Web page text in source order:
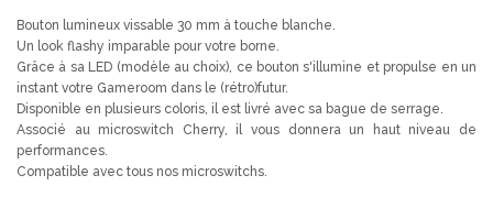
Bouton lumineux vissable 30 mm à touche blanche.
Un look flashy imparable pour votre borne.
Grâce à sa LED (modèle au choix), ce bouton s'illumine et propulse en un
instant votre Gameroom dans le (rétro)futur.
Disponible en plusieurs coloris, il est livré avec sa bague de serrage.
Associé au microswitch Cherry, il vous donnera un haut niveau de
performances.
Compatible avec tous nos microswitchs.